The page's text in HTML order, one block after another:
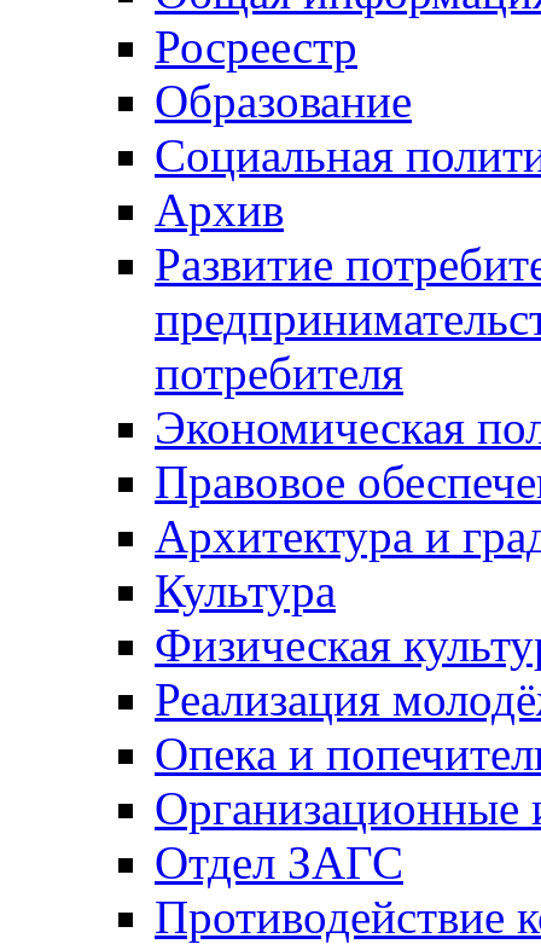
Росреестр
Образование
Социальная
Архив
Развитие
потребителя
Экономическая
Правовое
Архитектура и
Культура
Физическая
Реализация
Опека и
Отдел ЗАГС
Противодействие